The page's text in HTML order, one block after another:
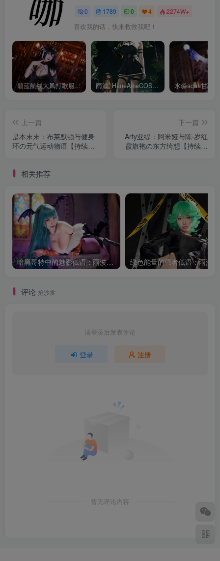
0 1789 0 4 2274W+
喜欢我的话，快来救救我吧！
碧蓝航线大凤打歌服有多甜？看看水淼aquaCOS版本就知道 雨波_HaneAmeCOS：演绎尤贝尔的美丽与死亡的微笑
上一篇
是本末末：布莱默顿与健身
环の元气运动物语【持续更
下一篇
Arty亚缇：阿米娅与陈·岁红
霞旗袍の东方绮想【持续更
相关推荐
暗黑哥特中的魅影低语：雨波_HaneAme莫莉卡的幻想叙事
评论 抢沙发
请登录后发表评论
登录 注册
暂无评论内容